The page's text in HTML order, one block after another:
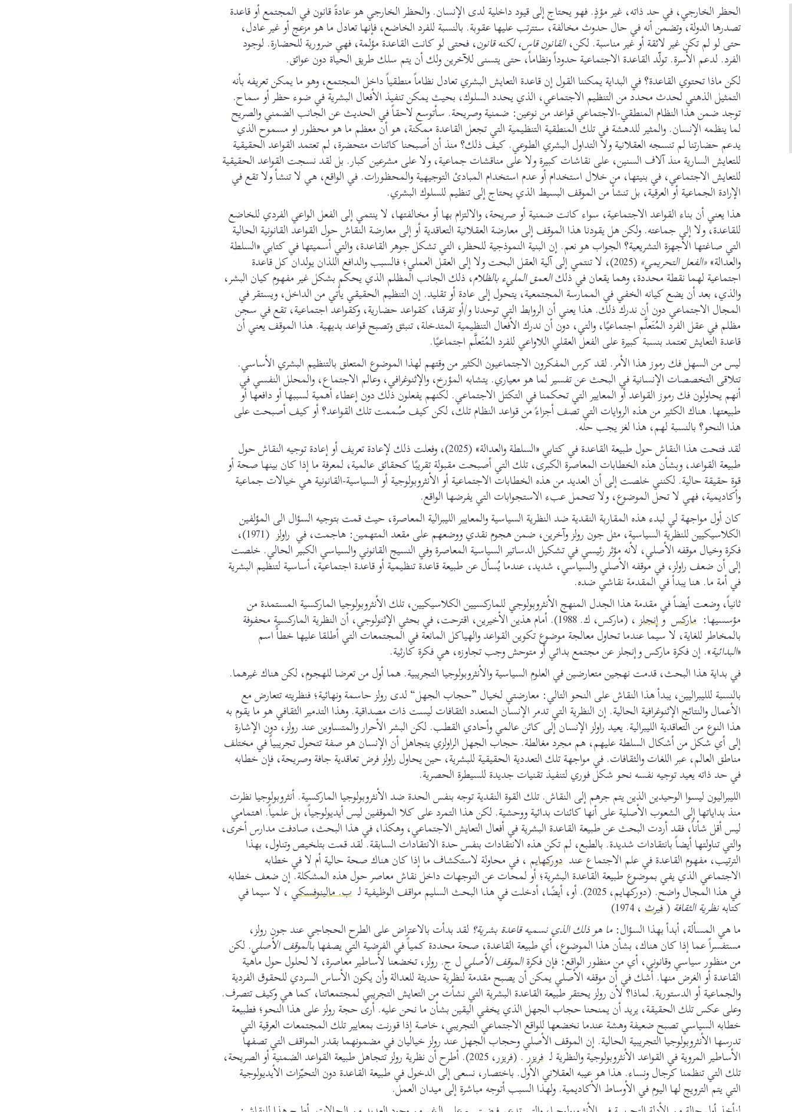
الحظر الخارجي، في حد ذاته، غير مؤذٍ. فهو يحتاج إلى قيود داخلية لدى الإنسان. والحظر الخارجي هو عادةً قانون في المجتمع أو قاعدة
تصدرها الدولة، وتضمن أنه في حال حدوث مخالفة، ستترتب عليها عقوبة. بالنسبة للفرد الخاضع، فإنها تعادل ما هو مزعج أو غير عادل،
حتى لو لم تكن غير لائقة أو غير مناسبة. لكن،القانون قاس، لكنه قانون، فحتى لو كانت القاعدة مؤلمة، فهي ضرورية للحضارة. لوجود
الفرد. لدعم الأسرة. تولّد القاعدة الاجتماعية حدوداً ونظاماً، حتى يتسنى للآخرين ولك أن يتم سلك طريق الحياة دون عوائق.
لكن ماذا تحتوي القاعدة؟ في البداية يمكننا القول إن قاعدة التعايش البشري تعادل نظاماً منطقياً داخل المجتمع، وهو ما يمكن تعريفه بأنه
التمثيل الذهني لحدث محدد من التنظيم الاجتماعي، الذي يحدد السلوك، بحيث يمكن تنفيذ الأفعال البشرية في ضوء حظر أو سماح.
توجد ضمن هذا النظام المنطقي-الاجتماعي قواعد من نوعين: ضمنية وصريحة. سأتوسع لاحقاً في الحديث عن الجانب الضمني والصريح
لما ينظمه الإنسان. والمثير للدهشة في تلك المنطقية التنظيمية التي تجعل القاعدة ممكنة، هو أن معظم ما هو محظور او مسموح الذي
يدعم حضارتنا لم تنسجه العقلانية ولا التداول البشري الطوعي. كيف ذلك؟ منذ أن أصبحنا كائنات متحضرة، لم تعتمد القواعد الحقيقية
للتعايش السارية منذ آلاف السنين، على نقاشات كبيرة ولا على مناقشات جماعية، ولا على مشرعين كبار. بل لقد نسجت القواعد الحقيقية
للتعايش الاجتماعي، في بنيتها، من خلال استخدام أو عدم استخدام المبادئ التوجيهية والمحظورات. في الواقع، هي لا تنشأ ولا تقع في
الإرادة الجماعية أو العرقية، بل تنشأ من الموقف البسيط الذي يحتاج إلى تنظيم للسلوك البشري.
هذا يعني أن بناء القواعد الاجتماعية، سواء كانت ضمنية أو صريحة، والالتزام بها أو مخالفتها، لا ينتمي إلى الفعل الواعي الفردي للخاضع
للقاعدة، ولا إلى جماعته. ولكن هل يقودنا هذا الموقف إلى معارضة العقلانية التعاقدية أو إلى معارضة النقاش حول القواعد القانونية الحالية
التي صاغتها الأجهزة التشريعية؟ الجواب هو نعم. إن البنية النموذجية للحظر، التي تشكل جوهر القاعدة، والتي أسميتها في كتابي «السلطة
والعدالة»«الفعل التحريمي» (2025)، لا تنتمي إلى آلية العقل البحت ولا إلى العقل العملي؛ فالسبب والدافع اللذان يولدان كل قاعدة
اجتماعية لهما نقطة محددة، وهما يقعان في ذلكالعمق المليء بالظلام، ذلك الجانب المظلم الذي يحكم بشكل غير مفهوم كيان البشر،
والذي، بعد أن يضع كيانه الخفي في الممارسة المجتمعية، يتحول إلى عادة أو تقليد. إن التنظيم الحقيقي يأتي من الداخل، ويستقر في
المجال الاجتماعي دون أن ندرك ذلك. هذا يعني أن الروابط التي توحدنا و/أو تفرقنا، كقواعد حضارية، وكقواعد اجتماعية، تقع في سجن
مظلم في عقل الفرد المُتَعلَّم اجتماعيًا، والتي، دون أن ندرك الأفعال التنظيمية المتدخلة، تنبثق وتصبح قواعد بديهية. هذا الموقف يعني أن
قاعدة التعايش تعتمد بنسبة كبيرة على الفعل العقلي اللاواعي للفرد المُتَعلَّم اجتماعيًا.
ليس من السهل فك رموز هذا الأمر. لقد كرس المفكرون الاجتماعيون الكثير من وقتهم لهذا الموضوع المتعلق بالتنظيم البشري الأساسي.
تتلاقى التخصصات الإنسانية في البحث عن تفسير لما هو معياري. يتشابه المؤرخ، والإثنوغرافي، وعالم الاجتماع، والمحلل النفسي في
أنهم يحاولون فك رموز القواعد أو المعايير التي تحكمنا في التكتل الاجتماعي. لكنهم يفعلون ذلك دون إعطاء أهمية لسببها أو دافعها أو
طبيعتها. هناك الكثير من هذه الروايات التي تصف أجزاءً من قواعد النظام تلك، لكن كيف صُممت تلك القواعد؟ أو كيف أصبحت على
هذا النحو؟ بالنسبة لهم، هذا لغز يجب حله.
لقد فتحت هذا النقاش حول طبيعة القاعدة في كتابي «السلطة والعدالة» (2025)، وفعلت ذلك لإعادة تعريف أو إعادة توجيه النقاش حول
طبيعة القواعد، وبشأن هذه الخطابات المعاصرة الكبرى، تلك التي أصبحت مقبولة تقريبًا كحقائق عالمية، لمعرفة ما إذا كان بينها صحة أو
قوة حقيقة حالية. لكنني خلصت إلى أن العديد من هذه الخطابات الاجتماعية أو الأنثروبولوجية أو السياسية-القانونية هي خيالات جماعية
وأكاديمية، فهي لا تحل الموضوع، ولا تتحمل عبء الاستجوابات التي يفرضها الواقع.
كان أول مواجهة لي لبدء هذه المقاربة النقدية ضد النظرية السياسية والمعايير الليبرالية المعاصرة، حيث قمت بتوجيه السؤال الى المؤلفين
الكلاسيكيين للنظرية السياسية، مثل جون رولز وآخرين، ضمن هجوم نقدي ووضعهم على مقعد المتهمين: هاجمت، في راولز (1971)،
فكرة وخيال موقفه الأصلي، لأنه مؤثر رئيسي في تشكيل الدساتير السياسية المعاصرة وفي النسيج القانوني والسياسي الكبير الحالي. خلصت
إلى أن ضعف راولز، في موقفه الأصلي والسياسي، شديد، عندما يُسأل عن طبيعة قاعدة تنظيمية أو قاعدة اجتماعية، أساسية لتنظيم البشرية
في أمة ما. هنا يبدأ في المقدمة نقاشي ضده.
ثانياً، وضعت أيضاً في مقدمة هذا الجدل المنهج الأنثروبولوجي للماركسيين الكلاسيكيين، تلك الأنثروبولوجيا الماركسية المستمدة من
مؤسسيها: ماركس وإنجلز ، (ماركس، ك. 1988). أمام هذين الأخيرين، اقترحت، في بحثي الإثنولوجي، أن النظرية الماركسية محفوفة
بالمخاطر للغاية، لا سيما عندما تحاول معالجة موضوع تكوين القواعد والهياكل المانعة في المجتمعات التي أطلقا عليها خطأً اسم
«البدائية». إن فكرة ماركس وإنجلز عن مجتمع بدائي أو متوحش وجب تجاوزه، هي فكرة كارثية.
في بداية هذا البحث، قدمت نهجين متعارضين في العلوم السياسية والأنثروبولوجيا التجريبية. هما أول من تعرضا للهجوم، لكن هناك غيرهما.
بالنسبة للليبراليين، يبدأ هذا النقاش على النحو التالي: معارضتي لخيال ”حجاب الجهل“ لدى رولز حاسمة ونهائية؛ فنظريته تتعارض مع
الأعمال والنتائج الإثنوغرافية الحالية. إن النظرية التي تدمر الإنسان المتعدد الثقافات ليست ذات مصداقية. وهذا التدمير الثقافي هو ما يقوم به
هذا النوع من التعاقدية الليبرالية. يعيد راولز الإنسان إلى كائن عالمي وأحادي القطب. لكن البشر الأحرار والمتساوين عند رولز، دون الإشارة
إلى أي شكل من أشكال السلطة عليهم، هم مجرد مغالطة. حجاب الجهل الراولزي يتجاهل أن الإنسان هو صفة تتحول تجريبياً في مختلف
مناطق العالم، عبر اللغات والثقافات. في مواجهة تلك التعددية الحقيقية للبشرية، حين يحاول راولز فرض تعاقدية جافة وصريحة، فإن خطابه
في حد ذاته يعيد توجيه نفسه نحو شكل فوري لتنفيذ تقنيات جديدة للسيطرة الحصرية.
الليبراليون ليسوا الوحيدين الذين يتم جرهم إلى النقاش. تلك القوة النقدية توجه بنفس الحدة ضد الأنثروبولوجيا الماركسية. أنثروبولوجيا نظرت
منذ بداياتها إلى الشعوب الأصلية على أنها كائنات بدائية ووحشية. لكن هذا التمرد على كلا الموقفين ليس أيديولوجياً، بل علمياً. اهتمامي
ليس أقل شأناً، فقد أردت البحث عن طبيعة القاعدة البشرية في أفعال التعايش الاجتماعي، وهكذا، في هذا البحث، صادفت مدارس أخرى،
والتي تناولتها أيضاً بانتقادات شديدة. بالطبع، لم تكن هذه الانتقادات بنفس حدة الانتقادات السابقة. لقد قمت بتلخيص وتناول، بهذا
الترتيب، مفهوم القاعدة في علم الاجتماع عند دوركهايم ، في محاولة لاستكشاف ما إذا كان هناك صحة حالية أم لا في خطابه
الاجتماعي الذي يفي بموضوع طبيعة القاعدة البشرية؛ أو لمحات عن التوجهات داخل نقاش معاصر حول هذه المشكلة. إن ضعف خطابه
في هذا المجال واضح. (دوركهايم، 2025). أو، أيضًا، أدخلت في هذا البحث السليم مواقف الوظيفية لـ ب. مالينوفسكي ، لا سيما في
كتابهنظرية الثقافة(فيرث، 1974)
ما هي المسألة، أبدأ بهذا السؤال:ما هو ذلك الذي نسميه قاعدة بشرية؟ لقد بدأت بالاعتراض على الطرح الحجاجي عند جون رولز،
مستفسراً عما إذا كان هناك، بشأن هذا الموضوع، أي طبيعة القاعدة، صحة محددة كمياً في الفرضية التي يصفها بـالموقف الأصلي. لكن
من منظور سياسي وقانوني، أي من منظور الواقع: فإن فكرةالموقف الأصليل ج. رولز، تخضعنا لأساطير معاصرة، لا لحلول حول ماهية
القاعدة أو الغرض منها. أشك في أن موقفه الأصلي يمكن أن يصبح مقدمة لنظرية حديثة للعدالة وأن يكون الأساس السردي للحقوق الفردية
والجماعية أو الدستورية. لماذا؟ لأن رولز يحتقر طبيعة القاعدة البشرية التي نشأت من التعايش التجريبي لمجتمعاتنا، كما هي وكيف تتصرف.
وعلى عكس تلك الحقيقة، يريد أن يمنحنا حجاب الجهل الذي يخفي اليقين بشأن ما نحن عليه. أرى حجة رولز على هذا النحو؛ فطبيعة
خطابه السياسي تصبح ضعيفة وهشة عندما نخضعها للواقع الاجتماعي التجريبي، خاصة إذا قورنت بمعايير تلك المجتمعات العرقية التي
تدرسها الأنثروبولوجيا التجريبية الحالية. إن الموقف الأصلي وحجاب الجهل عند رولز خياليان في مضمونهما بقدر المواقف التي تصفها
الأساطير المروية في القواعد الأنثروبولوجية والنظرية لـ فريزر . (فريزر، 2025). أطرح أن نظرية رولز تتجاهل طبيعة القواعد الضمنية أو الصريحة،
تلك التي تنظمنا كرجال ونساء. هذا هو عيبه العقلاني الأول. باختصار، نسعى إلى الدخول في طبيعة القاعدة دون التحيّزات الأيديولوجية
التي يتم الترويج لها اليوم في الأوساط الأكاديمية. ولهذا السبب أتوجه مباشرة إلى ميدان العمل.